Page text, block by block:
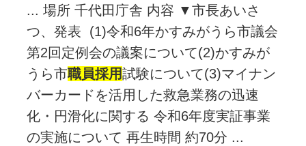
... 場所 千代田庁舎 内容 ▼市長あいさ
つ、発表 (1)令和6年かすみがうら市議会
第2回定例会の議案について(2)かすみが
うら市職員採用試験について(3)マイナン
バーカードを活用した救急業務の迅速
化・円滑化に関する 令和6年度実証事業
の実施について 再生時間 約70分 ...